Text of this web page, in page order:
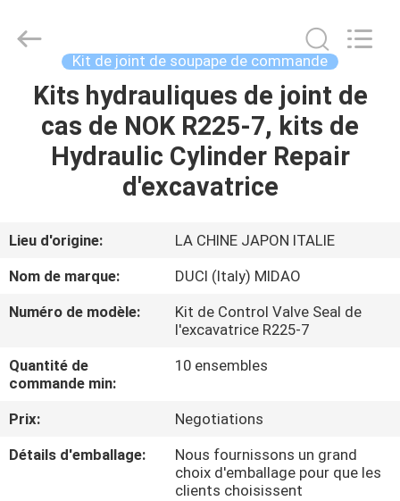
APERÇU
PRODUITS
PROPOS
DE
NOUS
VISITE
D'USINE
CONTRÔLE
Midao
Reserved.
Kit de joint de soupape de commande
Kits hydrauliques de joint de
cas de NOK R225-7, kits de
Hydraulic Cylinder Repair
d'excavatrice
Lieu d'origine:
LA CHINE JAPON ITALIE
Nom de marque:
DUCI (Italy) MIDAO
Numéro de modèle:
Kit de Control Valve Seal de
l'excavatrice R225-7
Quantité de
commande min:
10 ensembles
Prix:
Negotiations
Détails d'emballage:
Nous fournissons un grand
choix d'emballage pour que les
clients choisissent